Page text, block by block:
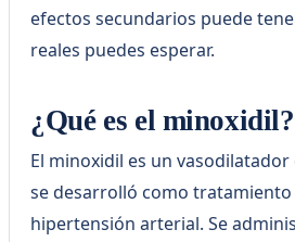
efectos secundarios puede
reales puedes esperar.
¿Qué es el minoxidil?
El minoxidil es un
se desarrolló como tratamiento
hipertensión arterial. Se